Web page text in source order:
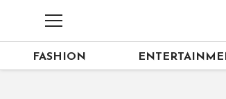
FASHION